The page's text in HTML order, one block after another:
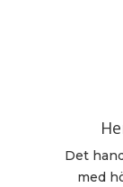
Det
med